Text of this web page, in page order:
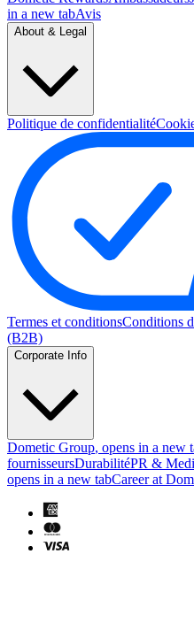
in a new tabAvis
About & Legal
Politique de confidentialité
Termes et conditionsConditions
(B2B)
Corporate Info
Dometic Group, opens in a new
fournisseursDurabilitéPR &
opens in a new tabCareer at